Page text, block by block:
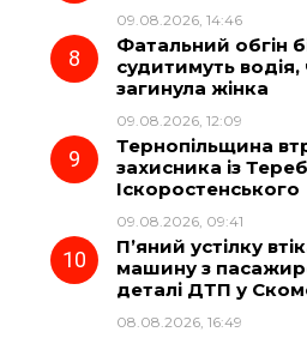
09.08.2026, 14:46
Фатальний обгін
судитимуть
загинула жінка
09.08.2026, 12:09
Тернопільщина
захисника із
Іскоростенського
09.08.2026, 09:41
П’яний устілку
машину з
деталі ДТП у
08.08.2026, 16:49